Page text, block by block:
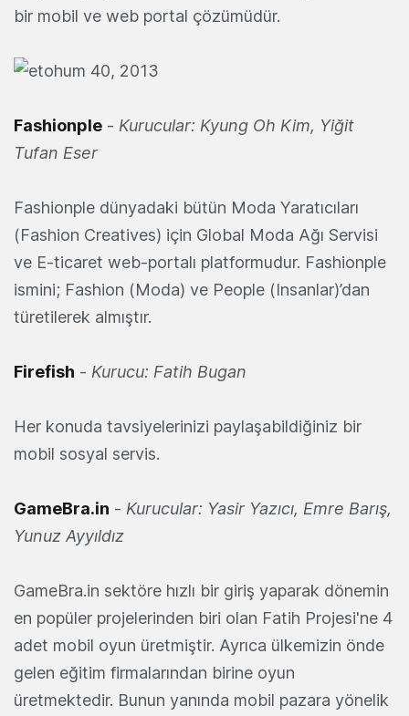
bir mobil ve web portal çözümüdür.
Fashionple - Kurucular: Kyung Oh Kim, Yiğit
Tufan Eser
Fashionple dünyadaki bütün Moda Yaratıcıları
(Fashion Creatives) için Global Moda Ağı Servisi
ve E-ticaret web-portalı platformudur. Fashionple
ismini; Fashion (Moda) ve People (Insanlar)’dan
türetilerek almıştır.
Firefish - Kurucu: Fatih Bugan
Her konuda tavsiyelerinizi paylaşabildiğiniz bir
mobil sosyal servis.
GameBra.in - Kurucular: Yasir Yazıcı, Emre Barış,
Yunuz Ayyıldız
GameBra.in sektöre hızlı bir giriş yaparak dönemin
en popüler projelerinden biri olan Fatih Projesi'ne 4
adet mobil oyun üretmiştir. Ayrıca ülkemizin önde
gelen eğitim firmalarından birine oyun
üretmektedir. Bunun yanında mobil pazara yönelik